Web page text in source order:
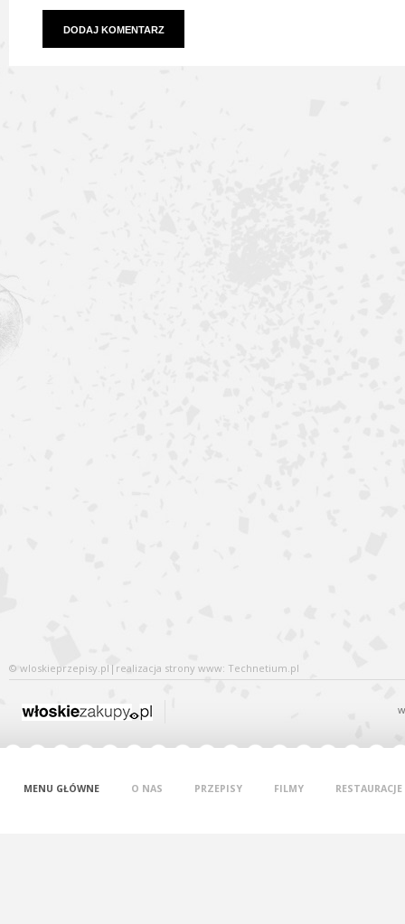
© wloskieprzepisy.pl | realizacja strony www: Technetium.pl
MENU GŁÓWNE O NAS PRZEPISY FILMY RESTAURACJE